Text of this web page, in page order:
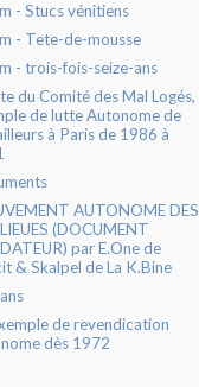
- Stucs vénitiens
- Tete-de-mousse
- trois-fois-seize-ans
du Comité des Mal Logés,
de lutte Autonome de
à Paris de 1986 à
AUTONOME DES
(DOCUMENT
par E.One de
& Skalpel de La K.Bine
de revendication
dès 1972